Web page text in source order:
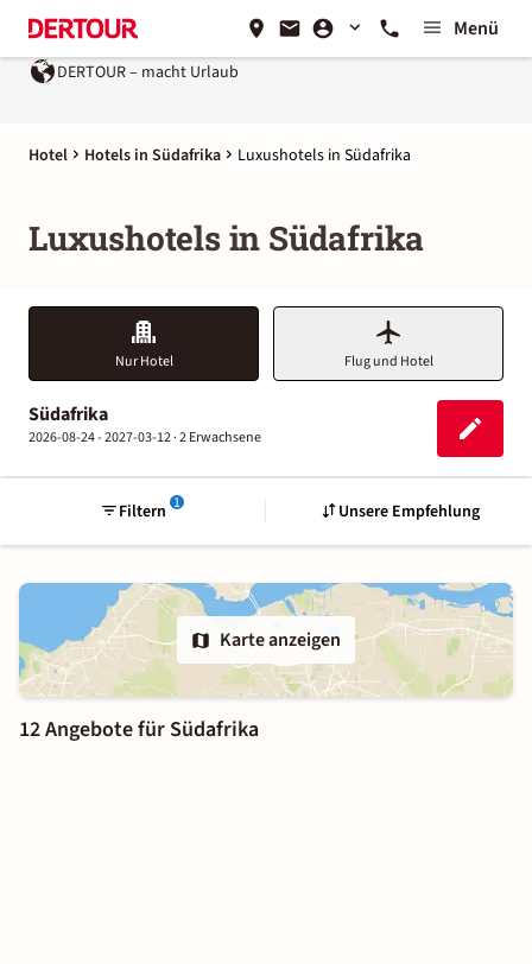
Menü
DERTOUR – macht Urlaub
Hotel Hotels in Südafrika Luxushotels in Südafrika
Luxushotels in Südafrika
Nur Hotel Flug und Hotel
Südafrika
2026-08-24 - 2027-03-12 ·2 Erwachsene
1
Filtern Unsere Empfehlung
Karte anzeigen
12 Angebote für Südafrika